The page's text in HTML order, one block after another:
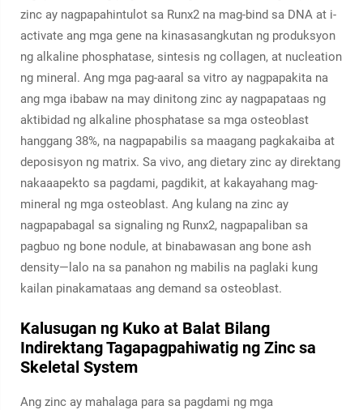
zinc ay nagpapahintulot sa Runx2 na mag-bind sa DNA at i-
activate ang mga gene na kinasasangkutan ng produksyon
ng alkaline phosphatase, sintesis ng collagen, at nucleation
ng mineral. Ang mga pag-aaral sa vitro ay nagpapakita na
ang mga ibabaw na may dinitong zinc ay nagpapataas ng
aktibidad ng alkaline phosphatase sa mga osteoblast
hanggang 38%, na nagpapabilis sa maagang pagkakaiba at
deposisyon ng matrix. Sa vivo, ang dietary zinc ay direktang
nakaaapekto sa pagdami, pagdikit, at kakayahang mag-
mineral ng mga osteoblast. Ang kulang na zinc ay
nagpapabagal sa signaling ng Runx2, nagpapaliban sa
pagbuo ng bone nodule, at binabawasan ang bone ash
density—lalo na sa panahon ng mabilis na paglaki kung
kailan pinakamataas ang demand sa osteoblast.
Kalusugan ng Kuko at Balat Bilang
Indirektang Tagapagpahiwatig ng Zinc sa
Skeletal System
Ang zinc ay mahalaga para sa pagdami ng mga